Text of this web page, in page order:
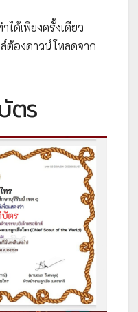
ได้เพียงครั้งเดียว
ต้องดาวน์โหลดจาก
ตร